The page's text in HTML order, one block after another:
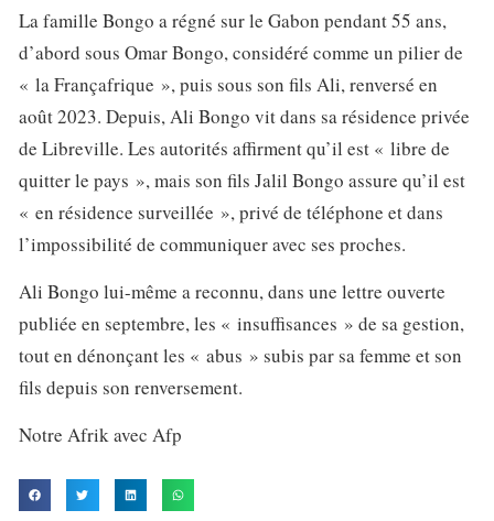
La famille Bongo a régné sur le Gabon pendant 55 ans,
d’abord sous Omar Bongo, considéré comme un pilier de
« la Françafrique », puis sous son fils Ali, renversé en
août 2023. Depuis, Ali Bongo vit dans sa résidence privée
de Libreville. Les autorités affirment qu’il est « libre de
quitter le pays », mais son fils Jalil Bongo assure qu’il est
« en résidence surveillée », privé de téléphone et dans
l’impossibilité de communiquer avec ses proches.
Ali Bongo lui-même a reconnu, dans une lettre ouverte
publiée en septembre, les « insuffisances » de sa gestion,
tout en dénonçant les « abus » subis par sa femme et son
fils depuis son renversement.
Notre Afrik avec Afp